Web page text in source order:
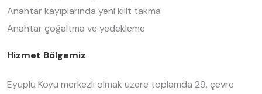
Anahtar kayıplarında yeni kilit takma
Anahtar çoğaltma ve yedekleme
Hizmet Bölgemiz
Eyüplü Köyü merkezli olmak üzere toplamda 29, çevre